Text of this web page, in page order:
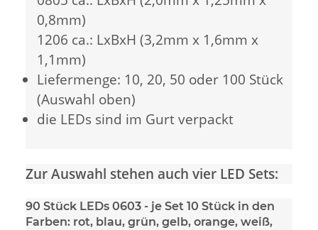
0,8mm)
1206 ca.: LxBxH (3,2mm x 1,6mm x
1,1mm)
Liefermenge: 10, 20, 50 oder 100 Stück
(Auswahl oben)
die LEDs sind im Gurt verpackt
Zur Auswahl stehen auch vier LED Sets:
90 Stück LEDs 0603 - je Set 10 Stück in den
Farben: rot, blau, grün, gelb, orange, weiß,